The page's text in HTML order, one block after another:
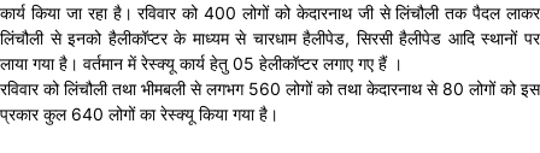
कार्य किया जा रहा है। रविवार को 400 लोगों को केदारनाथ जी से लिंचौली तक पैदल लाकर
लिंचौली से इनको हैलीकॉप्टर के माध्यम से चारधाम हैलीपेड, सिरसी हैलीपेड आदि स्थानों पर
लाया गया है। वर्तमान में रेस्क्यू कार्य हेतु 05 हेलीकॉप्टर लगाए गए हैं ।
रविवार को लिंचौली तथा भीमबली से लगभग 560 लोगों को तथा केदारनाथ से 80 लोगों को इस
प्रकार कुल 640 लोगों का रेस्क्यू किया गया है।